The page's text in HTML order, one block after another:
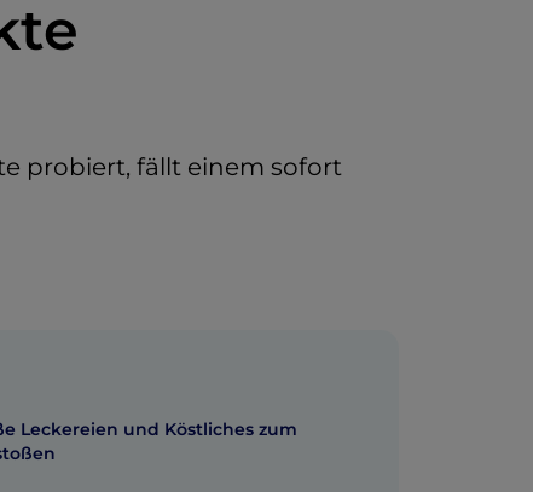
probiert, fällt einem sofort
Leckereien und Köstliches zum